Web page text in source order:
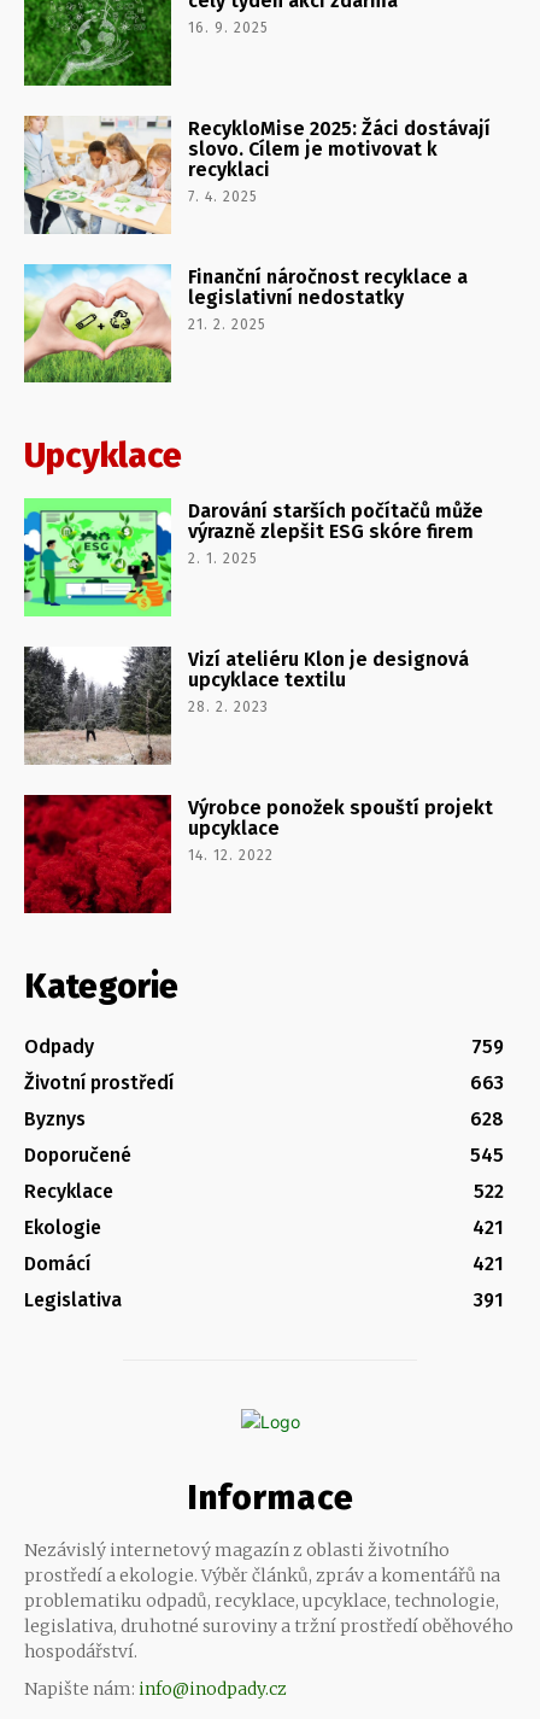
16. 9. 2025
RecykloMise 2025: Žáci dostávají
slovo. Cílem je motivovat k
recyklaci
7. 4. 2025
Finanční náročnost recyklace a
legislativní nedostatky
21. 2. 2025
Upcyklace
Darování starších počítačů může
výrazně zlepšit ESG skóre firem
2. 1. 2025
Vizí ateliéru Klon je designová
upcyklace textilu
28. 2. 2023
Výrobce ponožek spouští projekt
upcyklace
14. 12. 2022
Kategorie
Odpady
759
Životní prostředí
663
Byznys
628
Doporučené
545
Recyklace
522
Ekologie
421
Domácí
421
Legislativa
391
Informace
Nezávislý internetový magazín z oblasti životního
prostředí a ekologie. Výběr článků, zpráv a komentářů na
problematiku odpadů, recyklace, upcyklace, technologie,
legislativa, druhotné suroviny a tržní prostředí oběhového
hospodářství.
Napište nám: info@inodpady.cz